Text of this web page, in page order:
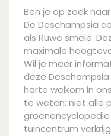
Ben je op zoek
De Deschampsia
als Ruwe smele.
maximale
Wil je meer
deze
harte welkom in
te weten: niet alle
tuincentrum